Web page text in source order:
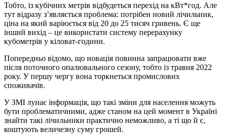
Тобто, із кубічних метрів відбудеться перехід на кВт*год. Але
тут відразу з’являється проблема: потрібен новий лічильник,
ціна на який варіюється від 20 до 25 тисяч гривень. Є ще
інший вихід – це використати систему перерахунку
кубометрів у кіловат-години.
Попередньо відомо, що новація повинна запрацювати вже
після поточного опалювального сезону, тобто із травня 2022
року. У першу чергу вона торкнеться промислових
споживачів.
У ЗМІ лунає інформація, що такі зміни для населення можуть
бути проблематичними, адже станом на цей момент в Україні
знайти такі лічильники практично неможливо, а ті що й є,
коштують величезну суму грошей.